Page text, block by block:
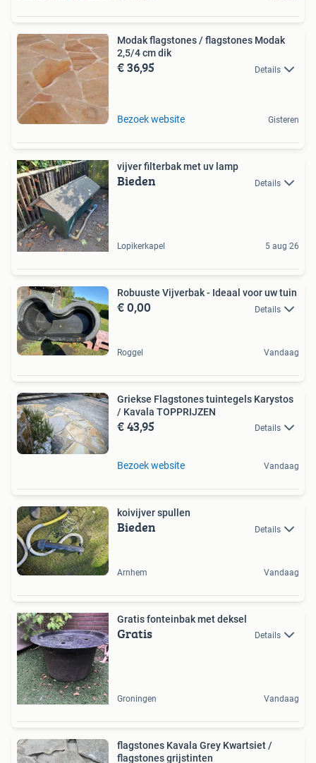
Modak flagstones / flagstones Modak
2,5/4 cm dik
€ 36,95 Details
Bezoek website Gisteren
vijver filterbak met uv lamp
Bieden Details
Lopikerkapel 5 aug 26
Robuuste Vijverbak - Ideaal voor uw tuin
€ 0,00 Details
Roggel Vandaag
Griekse Flagstones tuintegels Karystos
/ Kavala TOPPRIJZEN
€ 43,95 Details
Bezoek website Vandaag
koivijver spullen
Bieden Details
Arnhem Vandaag
Gratis fonteinbak met deksel
Gratis Details
Groningen Vandaag
flagstones Kavala Grey Kwartsiet /
flagstones grijstinten